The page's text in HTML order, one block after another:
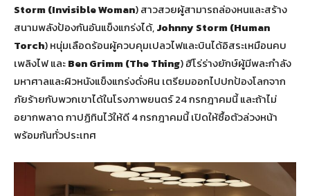
Storm (Invisible Woman) สาวสวยผู้สามารถล่องหนและสร้าง
สนามพลังป้องกันอันแข็งแกร่งได้,Johnny Storm (Human
Torch) หนุ่มเลือดร้อนผู้ควบคุมเปลวไฟและบินได้อิสระเหมือนคบ
เพลิงไฟ และBen Grimm (The Thing) ฮีโร่ร่างยักษ์ผู้มีพละกำลัง
มหาศาลและผิวหนังแข็งแกร่งดั่งหิน เตรียมออกไปปกป้องโลกจาก
ภัยร้ายกับพวกเขาได้ในโรงภาพยนตร์ 24 กรกฎาคมนี้ และถ้าไม่
อยากพลาด กาปฏิทินไว้ให้ดี 4 กรกฎาคมนี้ เปิดให้ซื้อตัวล่วงหน้า
พร้อมกันทั่วประเทศ